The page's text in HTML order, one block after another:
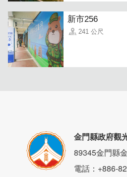
栩栩如生的掛畫，彷彿在訴說著
想像，是您旅遊金門不能錯過的
新市256
241 公尺
金門縣政府觀
89345金門縣
電話：+886-